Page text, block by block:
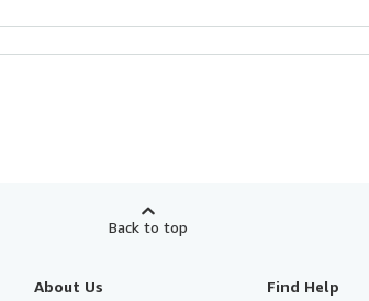
Back to top
About Us Find Help